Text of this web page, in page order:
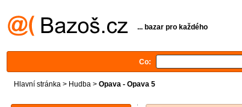
... bazar pro každého
Co:
Hlavní stránka > Hudba > Opava - Opava 5